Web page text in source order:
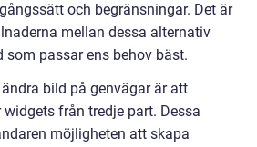
och begränsningar. Det är
mellan dessa alternativ
som passar ens behov bäst.
bild på genvägar är att
från tredje part. Dessa
möjligheten att skapa